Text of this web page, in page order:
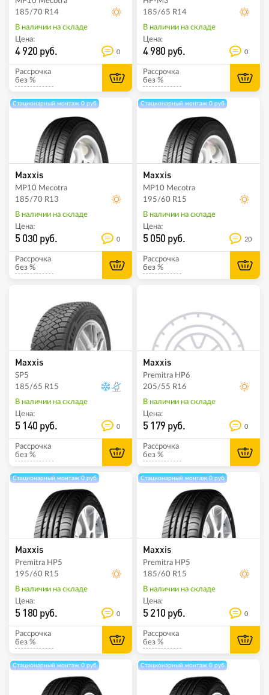
185/70 R14
В наличии на складе
Цена:
4 920 руб. 0
Рассрочка
без %
185/65 R14
В наличии на складе
Цена:
4 980 руб. 0
Рассрочка
без %
Стационарный монтаж 0 руб
Maxxis
MP10 Mecotra
185/70 R13
В наличии на складе
Цена:
5 030 руб. 0
Рассрочка
без %
Стационарный монтаж 0 руб
Maxxis
MP10 Mecotra
195/60 R15
В наличии на складе
Цена:
5 050 руб. 20
Рассрочка
без %
Maxxis
SP5
185/65 R15
В наличии на складе
Цена:
5 140 руб. 0
Рассрочка
без %
Maxxis
Premitra HP6
205/55 R16
В наличии на складе
Цена:
5 179 руб. 0
Рассрочка
без %
Стационарный монтаж 0 руб
Maxxis
Premitra HP5
195/60 R15
В наличии на складе
Цена:
5 180 руб. 0
Рассрочка
без %
Стационарный монтаж 0 руб
Maxxis
Premitra HP5
185/60 R15
В наличии на складе
Цена:
5 210 руб. 0
Рассрочка
без %
Стационарный монтаж 0 руб Стационарный монтаж 0 руб